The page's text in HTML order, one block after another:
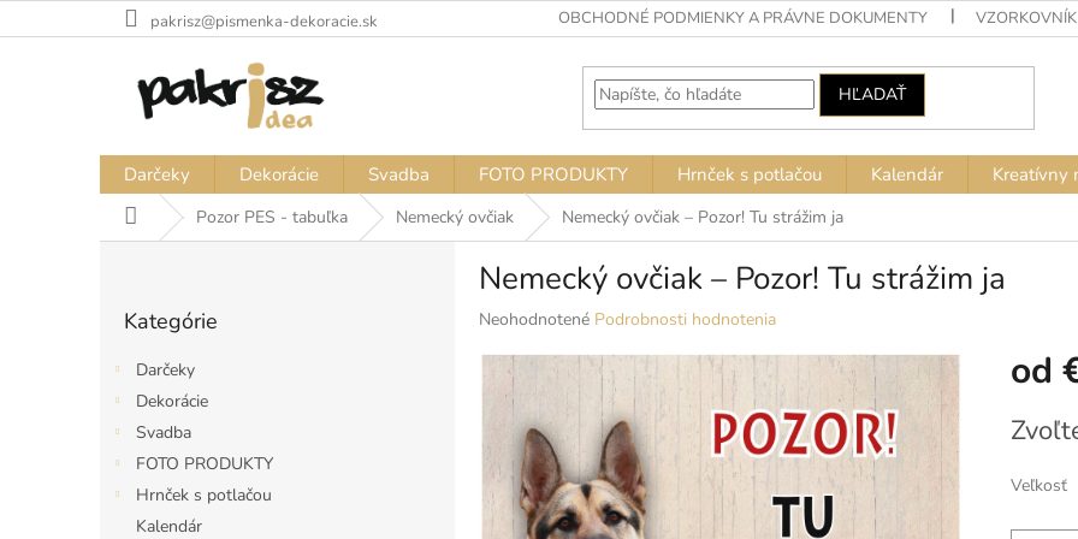
na
pakrisz@pismenka-dekoracie.sk OBCHODNÉ PODMIENKY A PRÁVNE DOKUMENTY VZORKOVNÍK
HĽADAŤ
Darčeky Dekorácie Svadba FOTO PRODUKTY Hrnček s potlačou Kalendár Kreatívny
DomovPozor PES - tabuľka Nemecký ovčiak Nemecký ovčiak – Pozor! Tu strážim ja
kategórie
Kategórie
Darčeky
Dekorácie
Svadba
FOTO PRODUKTY
Hrnček s potlačou
Kalendár
Nemecký ovčiak – Pozor! Tu strážim ja
Priemerné
produktu
hviezdičiek.
Neohodnotené Podrobnosti hodnotenia
od
cena:
Veľkosť